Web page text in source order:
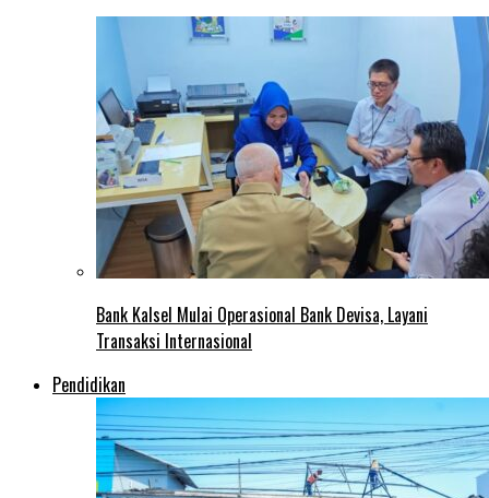
Bank Kalsel Mulai Operasional Bank Devisa, Layani
Transaksi Internasional
Pendidikan